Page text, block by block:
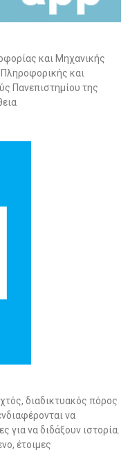
και Μηχανικής
και
Πανεπιστημίου της
διαδικτυακός πόρος
να
για να διδάξουν ιστορία.
έτοιμες